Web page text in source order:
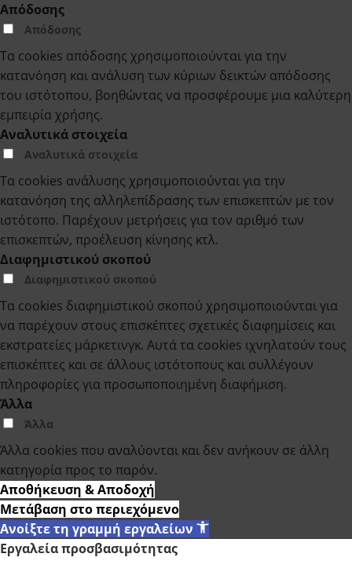
Απόδοσης
Απόδοσης
Τα cookies απόδοσης χρησιμοποιούνται για την
κατανόηση και ανάλυση των κύριων δεικτών απόδοσης
του ιστότοπου, βοηθώντας να προσφέρουμε μια καλύτερη
εμπειρία χρήσης.
Αναλυτικά στοιχεία
Αναλυτικά στοιχεία
Τα cookies ανάλυσης χρησιμοποιούνται για την
κατανόηση της αλληλεπίδρασης των επισκεπτών με τον
ιστότοπο. Παρέχουν μετρήσεις για τον αριθμό των
επισκεπτών, προέλευση κίνησης κτλ.
Διαφημιστικού σκοπού
Διαφημιστικού σκοπού
Τα cookies διαφημιστικού σκοπού χρησιμοποιούνται για
να παρέχουν στους επισκέπτες σχετικές διαφημίσεις και
εκστρατείες μάρκετινγκ. Αυτά τα cookies ιχνηλατούν τους
επισκέπτες και σε άλλους ιστότοπους και συλλέγουν
πληροφορίες για προσωποποιημένη διαφήμιση.
Άλλα
Άλλα
Άλλα cookies που αναλύονται και δεν ανήκουν σε άλλη
κατηγορία προς το παρόν.
Αποθήκευση & Αποδοχή
Μετάβαση στο περιεχόμενο
Ανοίξτε τη γραμμή εργαλείων
Εργαλεία προσβασιμότητας